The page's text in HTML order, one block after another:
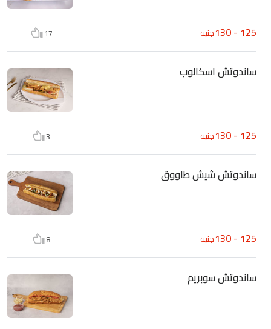
125 - 130 جنيه 17
ساندوتش اسكالوب
125 - 130 جنيه 3
ساندوتش شيش طاووق
125 - 130 جنيه 8
ساندوتش سوبريم